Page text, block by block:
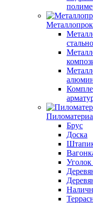
Брус
Доска
Уголок